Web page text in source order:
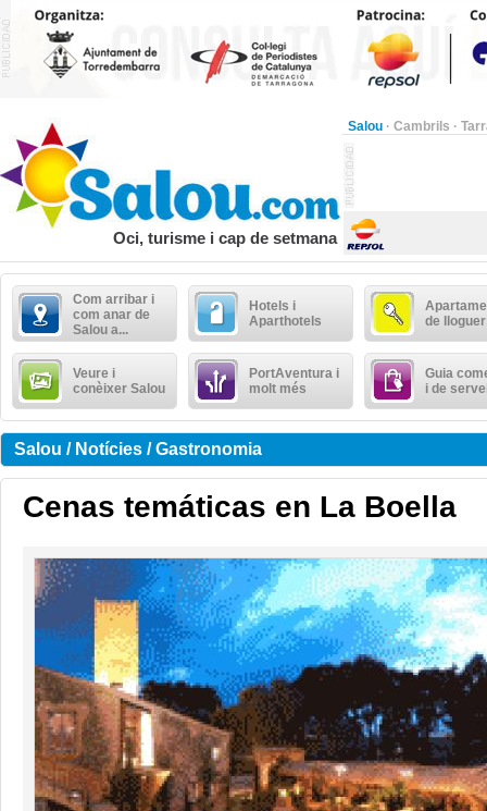
Salou · Cambrils ·
Oci, turisme i cap de setmana
Com arribar i
com anar de
Salou a...
Hotels i
Aparthotels
de lloguer
Veure i
conèixer Salou
PortAventura i
molt més
Guia
i de
Salou / Notícies / Gastronomia
Cenas temáticas en La Boella